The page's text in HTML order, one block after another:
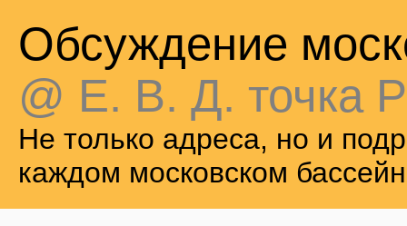
Обсуждение
@ Е. В. Д. точка
Не только адреса, но и
каждом московском